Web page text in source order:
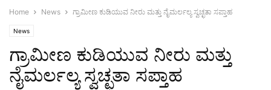
Home News ಗ್ರಾಮೀಣ ಕುಡಿಯುವ ನೀರು ಮತ್ತು ನೈಮರ್ಲಲ್ಯ ಸ್ವಚ್ಛತಾ ಸಪ್ತಾಹ
News
ಗ್ರಾಮೀಣ ಕುಡಿಯುವ ನೀರು ಮತ್ತು
ನೈಮರ್ಲಲ್ಯ ಸ್ವಚ್ಛತಾ ಸಪ್ತಾಹ